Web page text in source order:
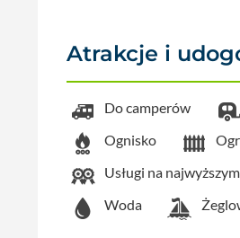
Atrakcje i
Do camperów
Ognisko
Usługi na
Woda